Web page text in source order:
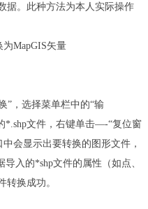
据。 此种方法为本人实际操作
为MapGIS矢量
” ，选择菜单栏中的“输
*.shp文件，右键单击—-“复位窗
中会显示出要转换的图形文件，
导入的*shp文件的属性（如点、
转换成功。